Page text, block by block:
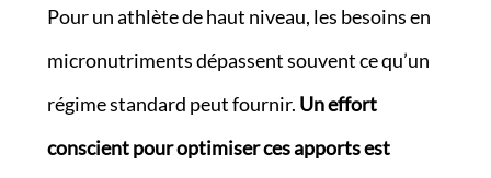
Pour un athlète de haut niveau, les besoins en
micronutriments dépassent souvent ce qu’un
régime standard peut fournir. Un effort
conscient pour optimiser ces apports est